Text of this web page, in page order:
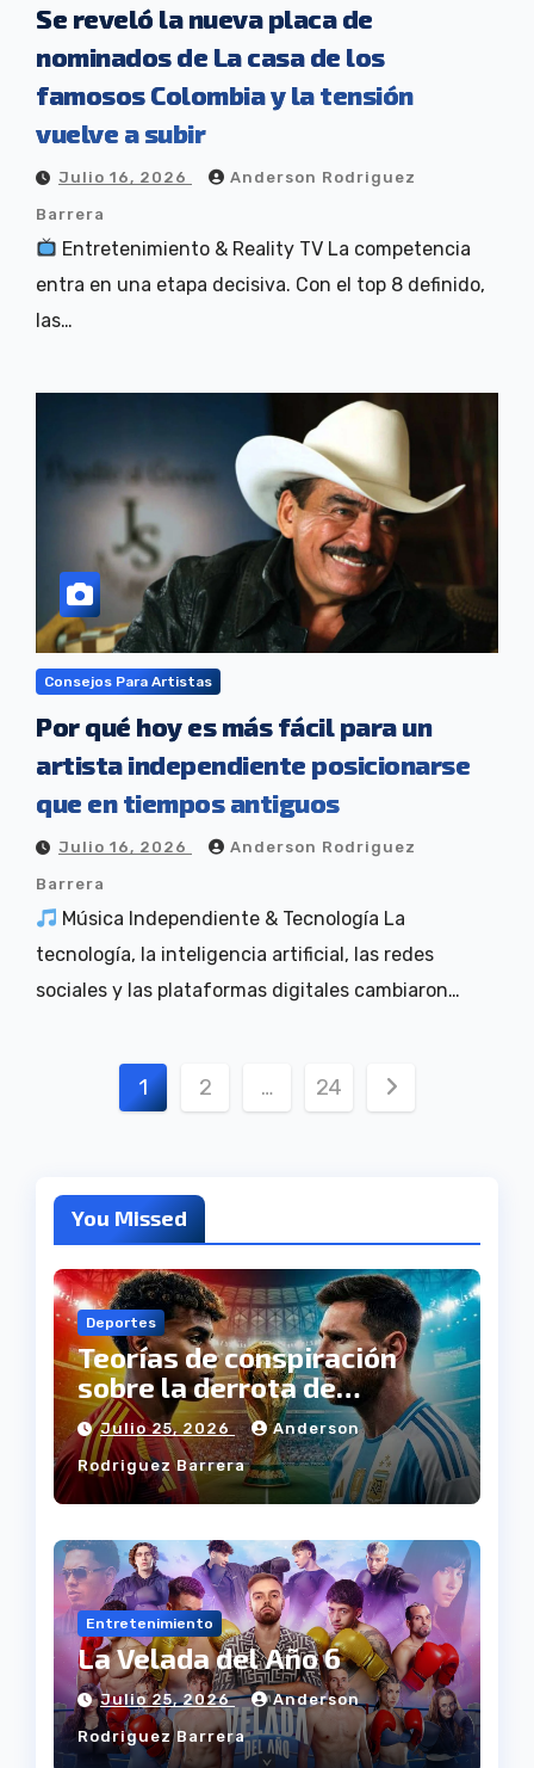
Se reveló la nueva placa de
nominados de La casa de los
famosos Colombia y la tensión
vuelve a subir
Julio 16, 2026 Anderson Rodriguez
Barrera
Entretenimiento & Reality TV La competencia
entra en una etapa decisiva. Con el top 8 definido,
las…
Consejos Para Artistas
Por qué hoy es más fácil para un
artista independiente posicionarse
que en tiempos antiguos
Julio 16, 2026 Anderson Rodriguez
Barrera
Música Independiente & Tecnología La
tecnología, la inteligencia artificial, las redes
sociales y las plataformas digitales cambiaron…
Paginación
entradas
1 2 … 24
You Missed
Deportes
Teorías de conspiración
sobre la derrota de
Argentina
Julio 25, 2026 Anderson
Rodriguez Barrera
Entretenimiento
La Velada del Año 6
Julio 25, 2026 Anderson
Rodriguez Barrera